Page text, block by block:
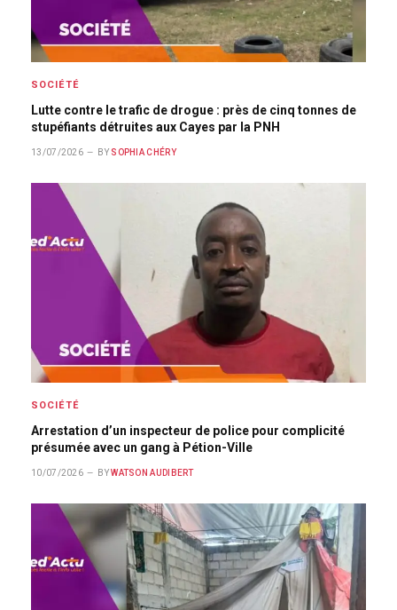
SOCIÉTÉ
Lutte contre le trafic de drogue : près de cinq tonnes de
stupéfiants détruites aux Cayes par la PNH
13/07/2026 BY SOPHIA CHÉRY
SOCIÉTÉ
Arrestation d’un inspecteur de police pour complicité
présumée avec un gang à Pétion-Ville
10/07/2026 BY WATSON AUDIBERT